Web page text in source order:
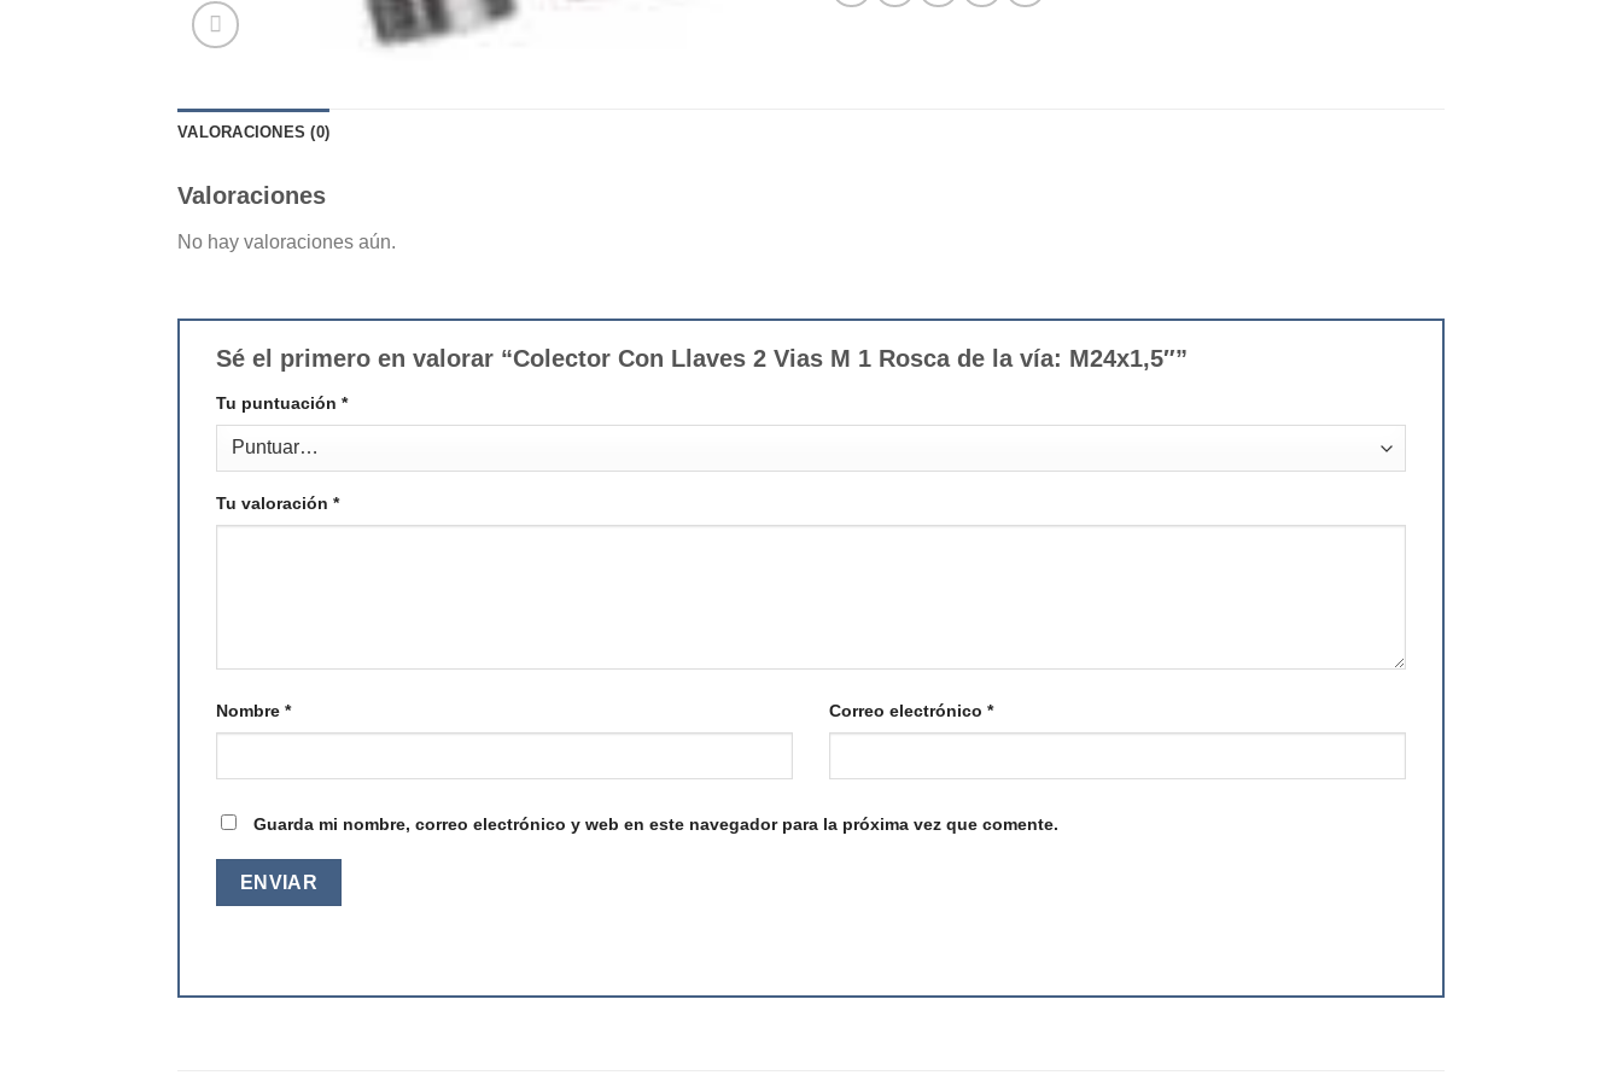
VALORACIONES (0)
Valoraciones
No hay valoraciones aún.
Sé el primero en valorar “Colector Con Llaves 2 Vias M 1 Rosca de la vía: M24x1,5″”
Tu puntuación *
Tu valoración *
Nombre * Correo electrónico *
Guarda mi nombre, correo electrónico y web en este navegador para la próxima vez que comente.